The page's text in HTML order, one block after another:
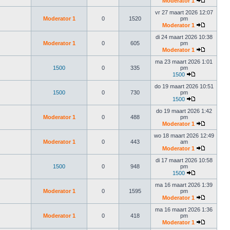
Moderator 1 0 1520
vr 27 maart 2026 12:07
pm
Moderator 1
Moderator 1 0 605
di 24 maart 2026 10:38
pm
Moderator 1
1500 0 335
ma 23 maart 2026 1:01
pm
1500
1500 0 730
do 19 maart 2026 10:51
pm
1500
Moderator 1 0 488
do 19 maart 2026 1:42
pm
Moderator 1
Moderator 1 0 443
wo 18 maart 2026 12:49
am
Moderator 1
1500 0 948
di 17 maart 2026 10:58
pm
1500
Moderator 1 0 1595
ma 16 maart 2026 1:39
pm
Moderator 1
Moderator 1 0 418
ma 16 maart 2026 1:36
pm
Moderator 1